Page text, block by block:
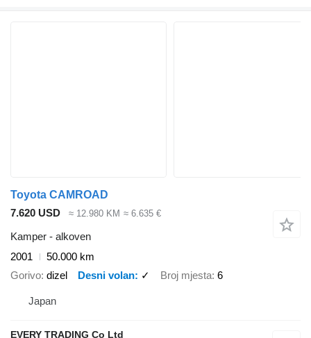
Toyota CAMROAD
7.620 USD
≈ 12.980 KM ≈ 6.635 €
Kamper - alkoven
2001
50.000 km
Gorivo dizel Desni volan ✓ Broj mjesta 6
Japan
EVERY TRADING Co Ltd